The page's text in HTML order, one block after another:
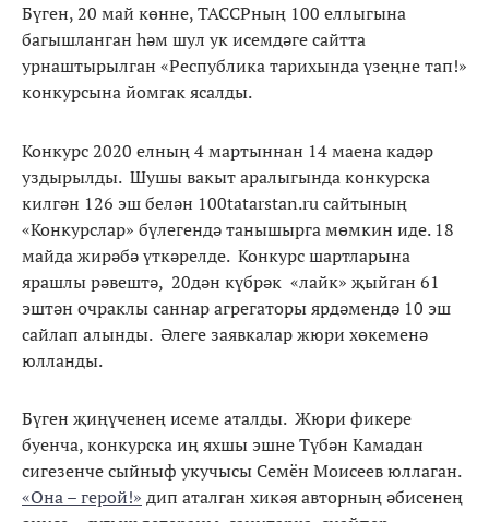
Бүген, 20 май көнне, ТАССРның 100 еллыгына
багышланган һәм шул ук исемдәге сайтта
урнаштырылган «Республика тарихында үзеңне тап!»
конкурсына йомгак ясалды.
Конкурс 2020 елның 4 мартыннан 14 маена кадәр
уздырылды. Шушы вакыт аралыгында конкурска
килгән 126 эш белән 100tatarstan.ru сайтының
«Конкурслар» бүлегендә танышырга мөмкин иде. 18
майда жирәбә үткәрелде. Конкурс шартларына
ярашлы рәвештә, 20дән күбрәк «лайк» җыйган 61
эштән очраклы саннар агрегаторы ярдәмендә 10 эш
сайлап алынды. Әлеге заявкалар жюри хөкеменә
юлланды.
Бүген җиңүченең исеме аталды. Жюри фикере
буенча, конкурска иң яхшы эшне Түбән Камадан
сигезенче сыйныф укучысы Семён Моисеев юллаган.
«Она – герой!» дип аталган хикәя авторның әбисенең